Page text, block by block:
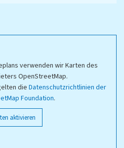
verwenden wir Karten des
OpenStreetMap.
die Datenschutzrichtlinien der
Foundation.
aktivieren